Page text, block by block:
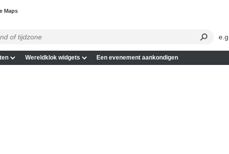
Maps
e.g.
Wereldklok widgets Een evenement aankondigen